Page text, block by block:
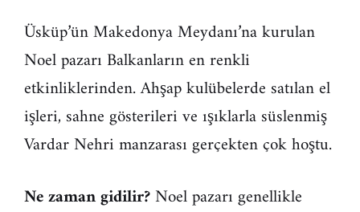
Üsküp’ün Makedonya Meydanı’na kurulan
Noel pazarı Balkanların en renkli
etkinliklerinden. Ahşap kulübelerde satılan el
işleri, sahne gösterileri ve ışıklarla süslenmiş
Vardar Nehri manzarası gerçekten çok hoştu.
Ne zaman gidilir?Noel pazarı genellikle